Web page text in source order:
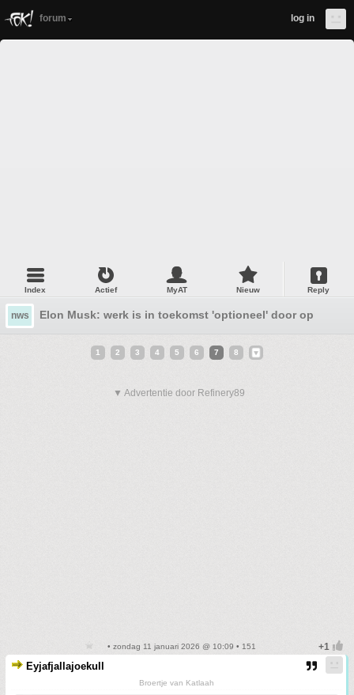
forum log in
Index Actief MyAT Nieuw Reply
nws Elon Musk: werk is in toekomst 'optioneel' door opkomst
1 2 3 4 5 6 7 8
▼ Advertentie door Refinery89
• zondag 11 januari 2026 @ 10:09 • 151
Eyjafjallajoekull
Broertje van Katlaah